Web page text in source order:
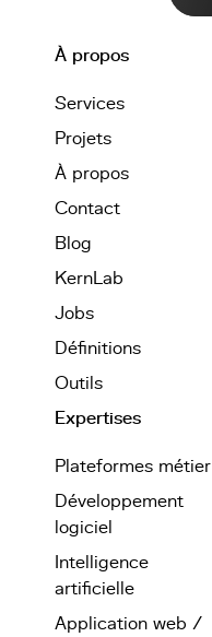
À propos
Services
Projets
À propos
Contact
Blog
KernLab
Jobs
Définitions
Outils
Expertises
Plateformes métier
Développement
logiciel
Intelligence
artificielle
Application web /